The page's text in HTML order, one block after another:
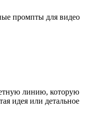
промпты для видео
линию, которую
идея или детальное